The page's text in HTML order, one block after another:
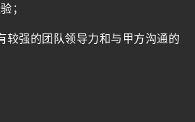
；
较强的团队领导力和与甲方沟通的